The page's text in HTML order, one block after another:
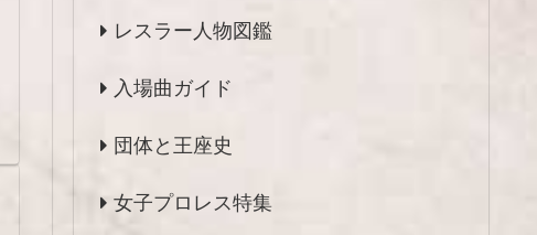
レスラー人物図鑑
入場曲ガイド
団体と王座史
女子プロレス特集